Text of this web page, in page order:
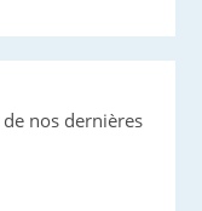
nos dernières